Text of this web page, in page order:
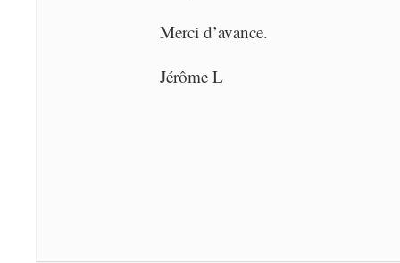
Merci d’avance.
Jérôme L